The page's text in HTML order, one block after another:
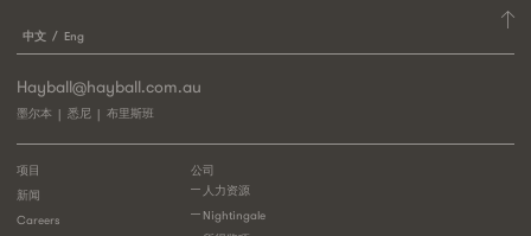
中文 Eng
Hayball@hayball.com.au
墨尔本 悉尼 布里斯班
公司
人力资源
Nightingale
项目
新闻
Careers